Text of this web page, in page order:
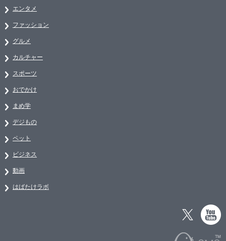
エンタメ
ファッション
グルメ
カルチャー
スポーツ
おでかけ
まめ学
デジもの
ペット
ビジネス
動画
はばたけラボ